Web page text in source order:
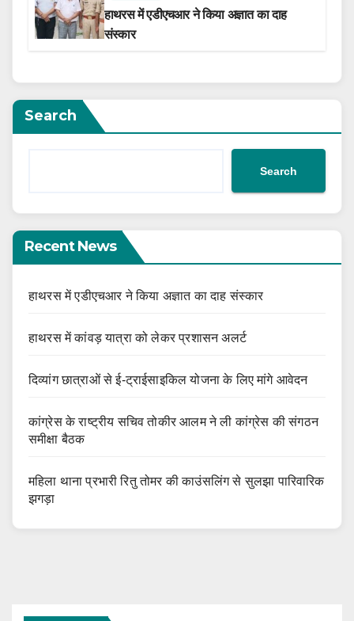
हाथरस में एडीएचआर ने किया अज्ञात का दाह
संस्कार
Search
Search
Recent News
हाथरस में एडीएचआर ने किया अज्ञात का दाह संस्कार
हाथरस में कांवड़ यात्रा को लेकर प्रशासन अलर्ट
दिव्यांग छात्राओं से ई-ट्राईसाइकिल योजना के लिए मांगे आवेदन
कांग्रेस के राष्ट्रीय सचिव तोकीर आलम ने ली कांग्रेस की संगठन
समीक्षा बैठक
महिला थाना प्रभारी रितु तोमर की काउंसलिंग से सुलझा पारिवारिक
झगड़ा